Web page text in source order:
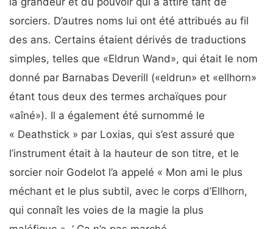
sorciers. D’autres noms lui ont été attribués au fil
des ans. Certains étaient dérivés de traductions
simples, telles que «Eldrun Wand», qui était le nom
donné par Barnabas Deverill («eldrun» et «ellhorn»
étant tous deux des termes archaïques pour
«aîné»). Il a également été surnommé le
« Deathstick » par Loxias, qui s’est assuré que
l’instrument était à la hauteur de son titre, et le
sorcier noir Godelot l’a appelé « Mon ami le plus
méchant et le plus subtil, avec le corps d’Ellhorn,
qui connaît les voies de la magie la plus